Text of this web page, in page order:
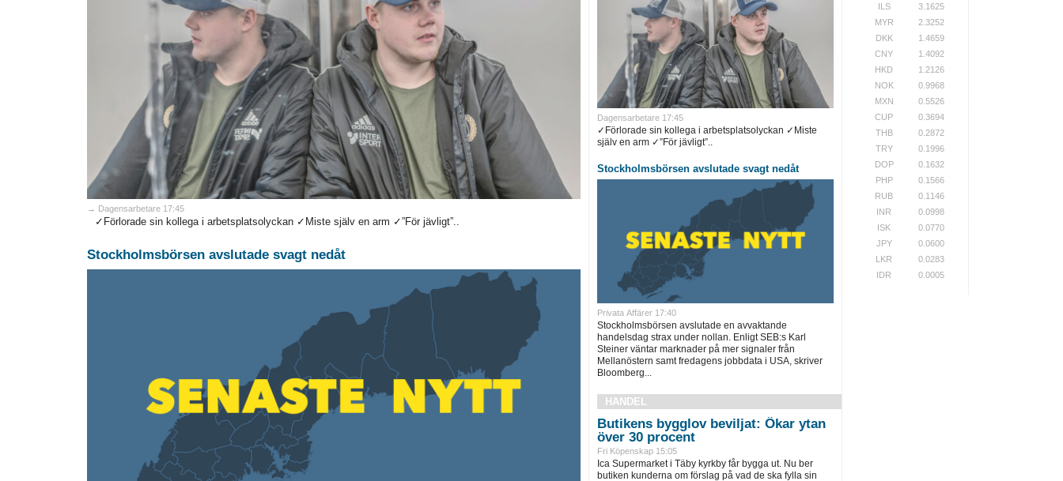
→ Dagensarbetare 17:45
✓Förlorade sin kollega i arbetsplatsolyckan ✓Miste själv en arm ✓”För jävligt”..
Stockholmsbörsen avslutade svagt nedåt
Dagensarbetare 17:45
✓Förlorade sin kollega i arbetsplatsolyckan ✓Miste
själv en arm ✓”För jävligt”..
Stockholmsbörsen avslutade svagt nedåt
Privata Affärer 17:40
Stockholmsbörsen avslutade en avvaktande
handelsdag strax under nollan. Enligt SEB:s Karl
Steiner väntar marknader på mer signaler från
Mellanöstern samt fredagens jobbdata i USA, skriver
Bloomberg...
HANDEL
Butikens bygglov beviljat: Ökar ytan
över 30 procent
Fri Köpenskap 15:05
Ica Supermarket i Täby kyrkby får bygga ut. Nu ber
butiken kunderna om förslag på vad de ska fylla sin
ILS
3.1625
MYR
2.3252
DKK
1.4659
CNY
1.4092
HKD
1.2126
NOK
0.9968
MXN
0.5526
CUP
0.3694
THB
0.2872
TRY
0.1996
DOP
0.1632
PHP
0.1566
RUB
0.1146
INR
0.0998
ISK
0.0770
JPY
0.0600
LKR
0.0283
IDR
0.0005